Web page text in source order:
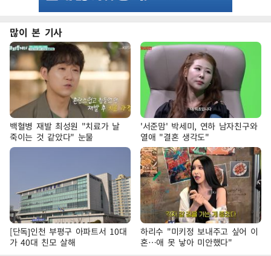
많이 본 기사
백혈병 재발 최성원 "치료가 날
죽이는 것 같았다" 눈물
'서준맘' 박세미, 연하 남자친구와
열애 "결혼 생각도"
[단독]인천 부평구 아파트서 10대
가 40대 친모 살해
하리수 "미키정 보내주고 싶어 이
혼…애 못 낳아 미안했다"